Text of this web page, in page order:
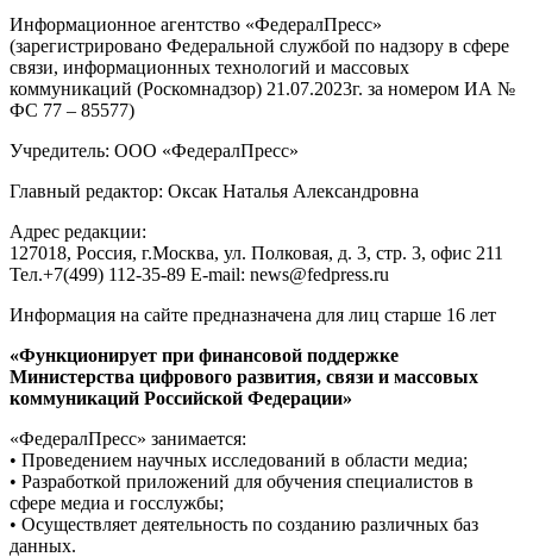
Информационное агентство «ФедералПресс»
(зарегистрировано Федеральной службой по надзору в сфере
связи, информационных технологий и массовых
коммуникаций (Роскомнадзор) 21.07.2023г. за номером ИА №
ФС 77 – 85577)
Учредитель: ООО «ФедералПресс»
Главный редактор: Оксак Наталья Александровна
Адрес редакции:
127018, Россия, г.Москва, ул. Полковая, д. 3, стр. 3, офис 211
Тел.+7(499) 112-35-89 E-mail: news@fedpress.ru
Информация на сайте предназначена для лиц старше 16 лет
«Функционирует при финансовой поддержке
Министерства цифрового развития, связи и массовых
коммуникаций Российской Федерации»
«ФедералПресс» занимается:
• Проведением научных исследований в области медиа;
• Разработкой приложений для обучения специалистов в
сфере медиа и госслужбы;
• Осуществляет деятельность по созданию различных баз
данных.